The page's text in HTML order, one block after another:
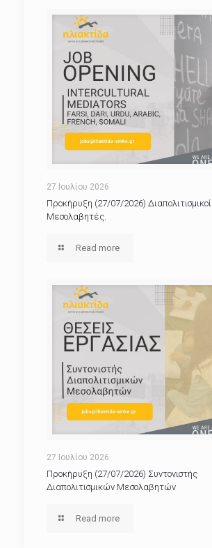
27 Ιουλίου 2026
Προκήρυξη (27/07/2026) Διαπολιτισμικοί
Μεσολαβητές.
Read more
27 Ιουλίου 2026
Προκήρυξη (27/07/2026) Συντονιστής
Διαπολιτισμικών Μεσολαβητών
Read more